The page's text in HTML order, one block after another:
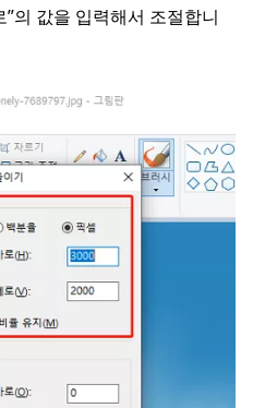
”의 값을 입력해서 조절합니